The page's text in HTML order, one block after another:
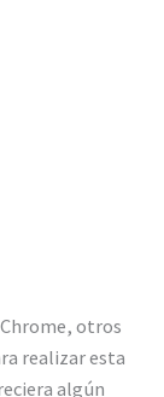
otros
realizar esta
algún